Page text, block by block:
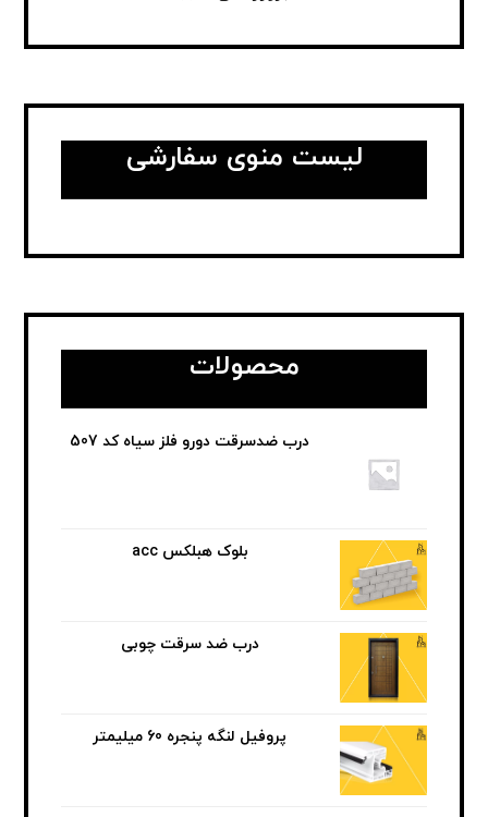
لیست منوی سفارشی
محصولات
درب ضدسرقت دورو فلز سیاه کد 507
بلوک هبلکس acc
درب ضد سرقت چوبی
پروفیل لنگه پنجره 60 میلیمتر